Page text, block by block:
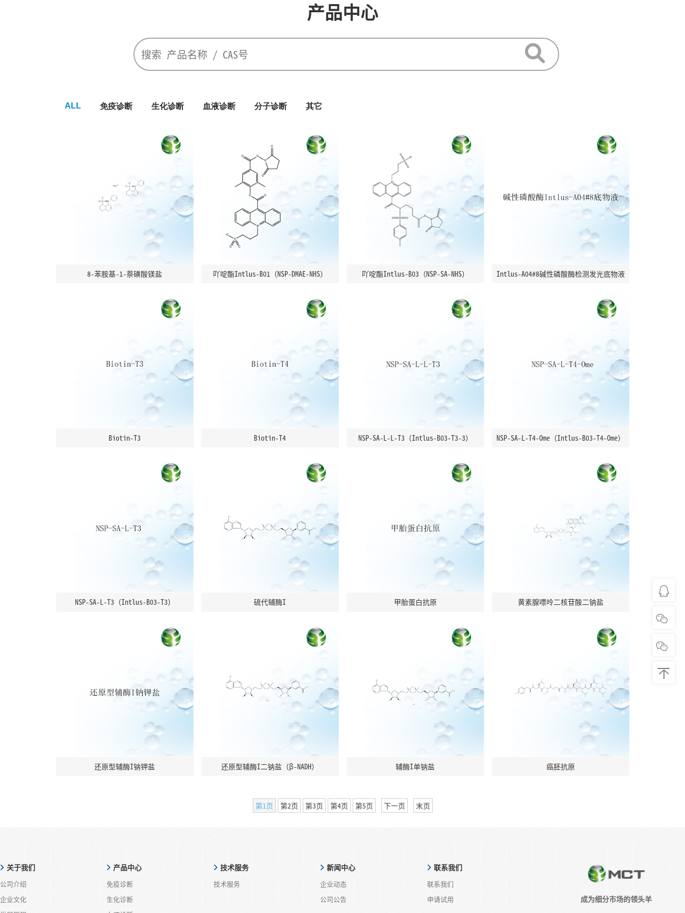
产品中心
ALL 免疫诊断 生化诊断 血液诊断 分子诊断 其它
8-苯胺基-1-萘磺酸镁盐 吖啶酯Intlus-B01（NSP-DMAE-NHS） 吖啶酯Intlus-B03（NSP-SA-NHS） Intlus-A04#8碱性磷酸酶检测发光底物液
Biotin-T3 Biotin-T4 NSP-SA-L-L-T3（Intlus-B03-T3-3） NSP-SA-L-T4-Ome（Intlus-B03-T4-Ome）
NSP-SA-L-T3（Intlus-B03-T3） 硫代辅酶I 甲胎蛋白抗原 黄素腺嘌呤二核苷酸二钠盐
还原型辅酶I钠钾盐 还原型辅酶I二钠盐（β-NADH） 辅酶I单钠盐 癌胚抗原
第1页 第2页 第3页 第4页 第5页 下一页 末页
成为细分市场的领头羊
关于我们
公司介绍
企业文化
产品中心
免疫诊断
生化诊断
技术服务
技术服务
新闻中心
企业动态
公司公告
联系我们
联系我们
申请试用